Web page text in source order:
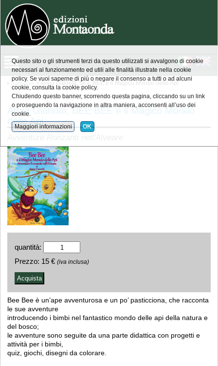
» narrativa » Anna Gianotti, BEE BEE e il Magico Mondo delle Api
Anna Gianotti, BEE BEE e il Magico Mondo
delle Api
quantità:
Prezzo: 15 € (iva inclusa)
Bee Bee è un’ape avventurosa e un po’ pasticciona, che racconta
le sue avventure
introducendo i bimbi nel fantastico mondo delle api della natura e
del bosco;
le avventure sono seguite da una parte didattica con progetti e
attività per i bimbi,
quiz, giochi, disegni da colorare.
Questo sito o gli strumenti terzi da questo utilizzati si avvalgono di cookie
necessari al funzionamento ed utili alle finalità illustrate nella cookie
policy. Se vuoi saperne di più o negare il consenso a tutti o ad alcuni
cookie, consulta la cookie policy.
Chiudendo questo banner, scorrendo questa pagina, cliccando su un link
o proseguendo la navigazione in altra maniera, acconsenti all’uso dei
cookie.
Maggiori informazioni OK